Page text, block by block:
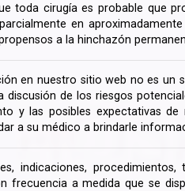
toda cirugía es probable que
en
a la hinchazón
en nuestro sitio web no es un
discusión de los riesgos
y las posibles expectativas
a su médico a brindarle
indicaciones,
frecuencia a medida que se